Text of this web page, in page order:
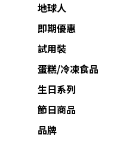
地球人
即期優惠
試用裝
蛋糕/冷凍食品
生日系列
節日商品
品牌